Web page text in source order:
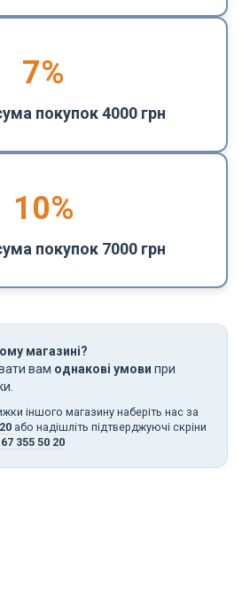
7%
покупок 4000 грн
10%
покупок 7000 грн
магазині?
вам однакові умови при
іншого магазину наберіть нас за
або надішліть підтверджуючі скріни
355 50 20